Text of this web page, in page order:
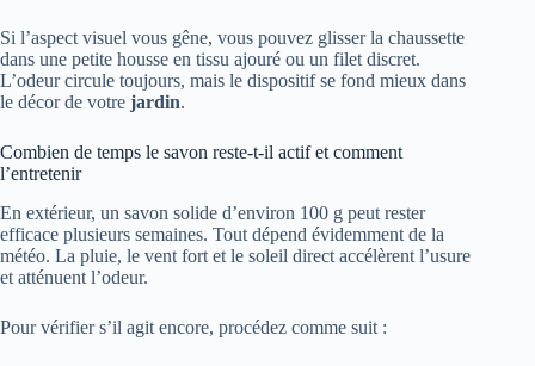
Si l’aspect visuel vous gêne, vous pouvez glisser la chaussette
dans une petite housse en tissu ajouré ou un filet discret.
L’odeur circule toujours, mais le dispositif se fond mieux dans
le décor de votre jardin.
Combien de temps le savon reste-t-il actif et comment
l’entretenir
En extérieur, un savon solide d’environ 100 g peut rester
efficace plusieurs semaines. Tout dépend évidemment de la
météo. La pluie, le vent fort et le soleil direct accélèrent l’usure
et atténuent l’odeur.
Pour vérifier s’il agit encore, procédez comme suit :